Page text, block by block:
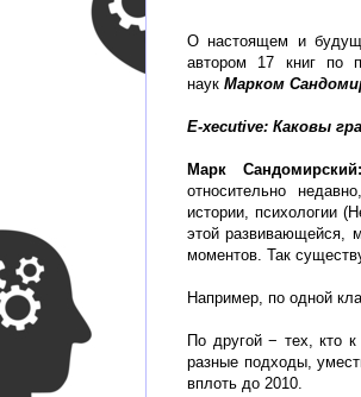
О настоящем и
автором 17 книг по
наук Марком
E-xecutive: Каковы
Марк
относительно
истории, психологии
этой развивающейся,
моментов. Так
Например, по одной
По другой − тех, кто
разные подходы,
вплоть до 2010.